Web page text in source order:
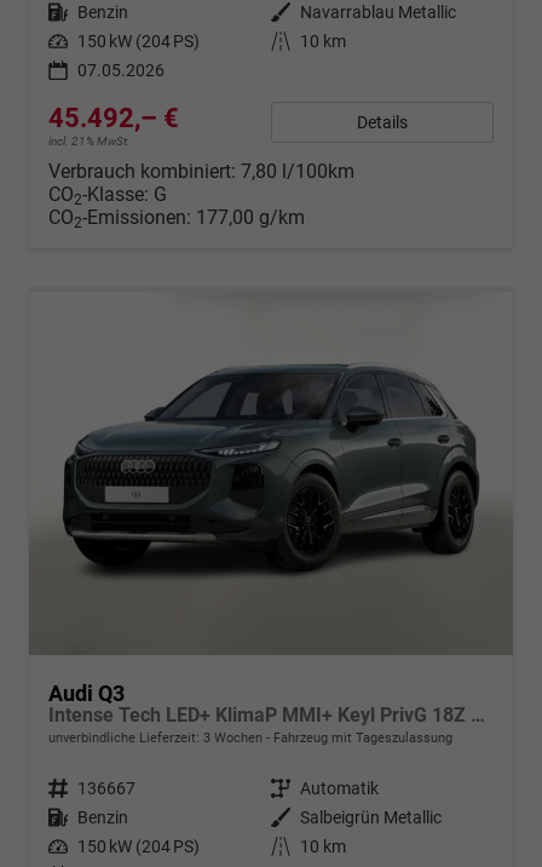
Kraftstoff Benzin Außenfarbe Navarrablau Metallic
Leistung 150 kW (204 PS) Kilometerstand
10 km
07.05.2026
45.492,– €
incl. 21% MwSt.
Details
Verbrauch kombiniert: 7,80 l/100km
CO2-Klasse: G
CO2-Emissionen: 177,00 g/km
Audi Q3
Intense Tech LED+ KlimaP MMI+ Keyl PrivG 18Z eHK PDC+
unverbindliche Lieferzeit: 3 Wochen Fahrzeug mit Tageszulassung
Fahrzeugnr. 136667 Getriebe Automatik
Kraftstoff Benzin Außenfarbe Salbeigrün Metallic
Leistung 150 kW (204 PS) Kilometerstand
10 km